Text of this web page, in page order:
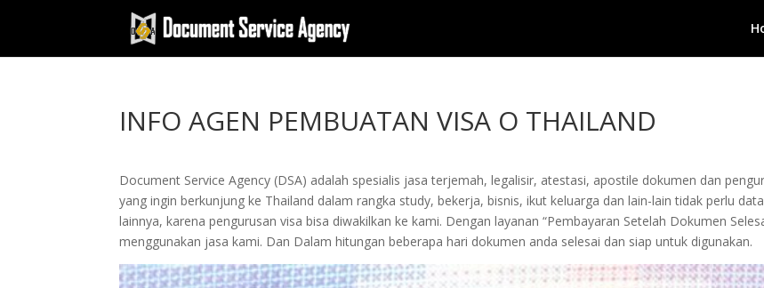
INFO AGEN PEMBUATAN VISA O THAILAND
Document Service Agency (DSA) adalah spesialis jasa terjemah, legalisir, atestasi, apostile dokumen dan
yang ingin berkunjung ke Thailand dalam rangka study, bekerja, bisnis, ikut keluarga dan lain-lain tidak perlu
lainnya, karena pengurusan visa bisa diwakilkan ke kami. Dengan layanan “Pembayaran Setelah Dokumen
menggunakan jasa kami. Dan Dalam hitungan beberapa hari dokumen anda selesai dan siap untuk digunakan.